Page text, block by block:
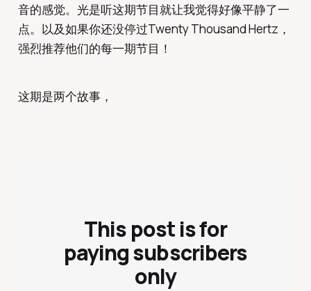
音的感觉。光是听这期节目就让我觉得好像平静了一
点。以及如果你还没停过Twenty Thousand Hertz，
强烈推荐他们的每一期节目！
这期是两个故事，
This post is for
paying subscribers
only